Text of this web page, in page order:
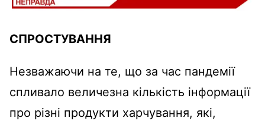
СПРОСТУВАННЯ
Незважаючи на те, що за час пандемії
спливало величезна кількість інформації
про різні продукти харчування, які,